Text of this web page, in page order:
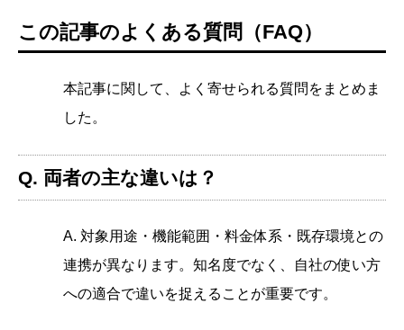
この記事のよくある質問（FAQ）
本記事に関して、よく寄せられる質問をまとめま
した。
Q. 両者の主な違いは？
A. 対象用途・機能範囲・料金体系・既存環境との
連携が異なります。知名度でなく、自社の使い方
への適合で違いを捉えることが重要です。